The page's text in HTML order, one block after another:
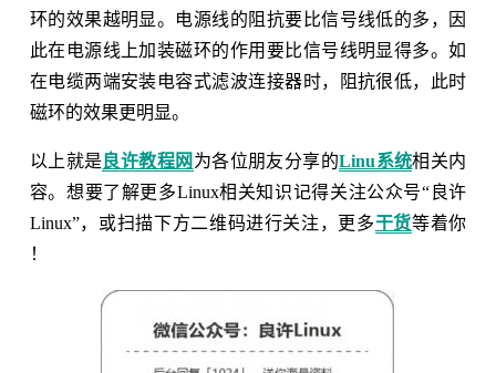
环的效果越明显。电源线的阻抗要比信号线低的多，因
此在电源线上加装磁环的作用要比信号线明显得多。如
在电缆两端安装电容式滤波连接器时，阻抗很低，此时
磁环的效果更明显。
以上就是 良许教程网 为各位朋友分享的Linu系统相关内
容。想要了解更多Linux相关知识记得关注公众号“良许
Linux”，或扫描下方二维码进行关注，更多干货等着你
！